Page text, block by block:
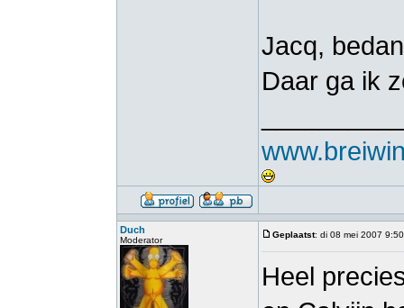
Jacq,
Daar ga ik
Duch
Moderator
Geplaatst: di 08 mei 2007 9:50
Heel